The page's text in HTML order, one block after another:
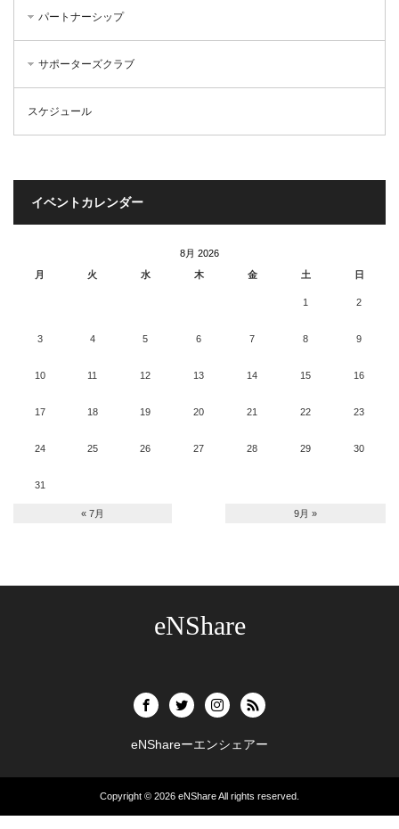
パートナーシップ
サポーターズクラブ
スケジュール
イベントカレンダー
8月 2026
月
火 水 木 金 土 日
1 2
3 4 5 6 7 8 9
10 11 12 13 14 15 16
17 18 19 20 21 22 23
24 25 26 27 28 29 30
31
« 7月 9月 »
eNShare
eNShareーエンシェアー
Copyright © 2026 eNShareAll rights reserved.